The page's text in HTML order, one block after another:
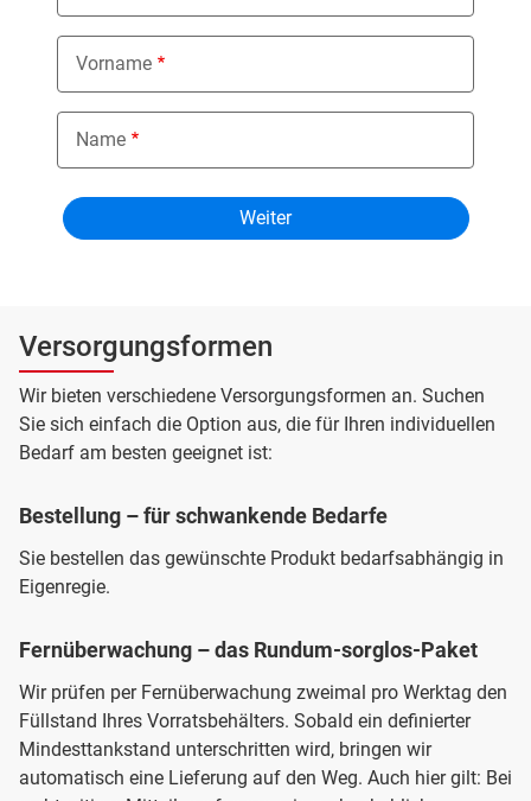
Versorgungsformen
Wir bieten verschiedene Versorgungsformen an. Suchen
Sie sich einfach die Option aus, die für Ihren individuellen
Bedarf am besten geeignet ist:
Bestellung – für schwankende Bedarfe
Sie bestellen das gewünschte Produkt bedarfsabhängig in
Eigenregie.
Fernüberwachung – das Rundum-sorglos-Paket
Wir prüfen per Fernüberwachung zweimal pro Werktag den
Füllstand Ihres Vorratsbehälters. Sobald ein definierter
Mindesttankstand unterschritten wird, bringen wir
automatisch eine Lieferung auf den Weg. Auch hier gilt: Bei
Vorname
Name